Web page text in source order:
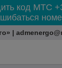
код МТС
|